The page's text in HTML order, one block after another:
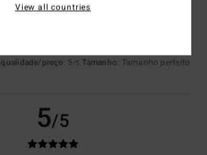
preço: 5 /5 Tamanho: Tamanho perfeito
5/5
View all countries